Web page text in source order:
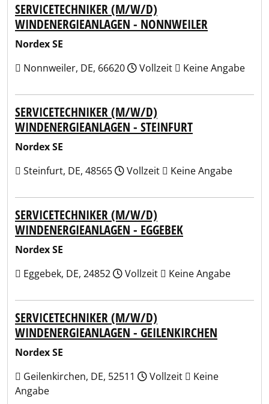
SERVICETECHNIKER (M/W/D)
WINDENERGIEANLAGEN - NONNWEILER
Nordex SE
Nonnweiler, DE, 66620
Vollzeit Keine Angabe
SERVICETECHNIKER (M/W/D)
WINDENERGIEANLAGEN - STEINFURT
Nordex SE
Steinfurt, DE, 48565
Vollzeit Keine Angabe
SERVICETECHNIKER (M/W/D)
WINDENERGIEANLAGEN - EGGEBEK
Nordex SE
Eggebek, DE, 24852
Vollzeit Keine Angabe
SERVICETECHNIKER (M/W/D)
WINDENERGIEANLAGEN - GEILENKIRCHEN
Nordex SE
Geilenkirchen, DE, 52511
Vollzeit
Keine
Angabe